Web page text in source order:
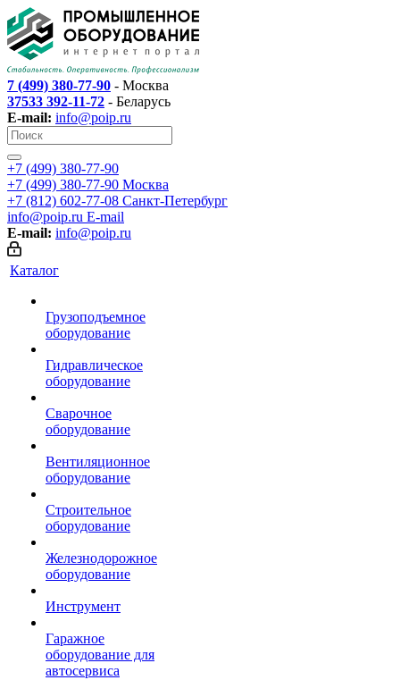
7 (499) 380-77-90 - Москва
37533 392-11-72 - Беларусь
E-mail: info@poip.ru
+7 (499) 380-77-90
+7 (499) 380-77-90 Москва
+7 (812) 602-77-08 Санкт-Петербург
info@poip.ru E-mail
E-mail: info@poip.ru
Каталог
Грузоподъемное
оборудование
Гидравлическое
оборудование
Сварочное
оборудование
Вентиляционное
оборудование
Строительное
оборудование
Железнодорожное
оборудование
Инструмент
Гаражное
оборудование для
автосервиса